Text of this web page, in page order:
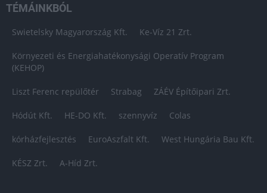
TÉMÁINKBÓL
Swietelsky Magyarország Kft. Ke-Víz 21 Zrt.
Környezeti és Energiahatékonysági Operatív Program
(KEHOP)
Liszt Ferenc repülőtér Strabag ZÁÉV Építőipari Zrt.
Hódút Kft. HE-DO Kft. szennyvíz Colas
kórházfejlesztés EuroAszfalt Kft. West Hungária Bau Kft.
KÉSZ Zrt. A-Híd Zrt.